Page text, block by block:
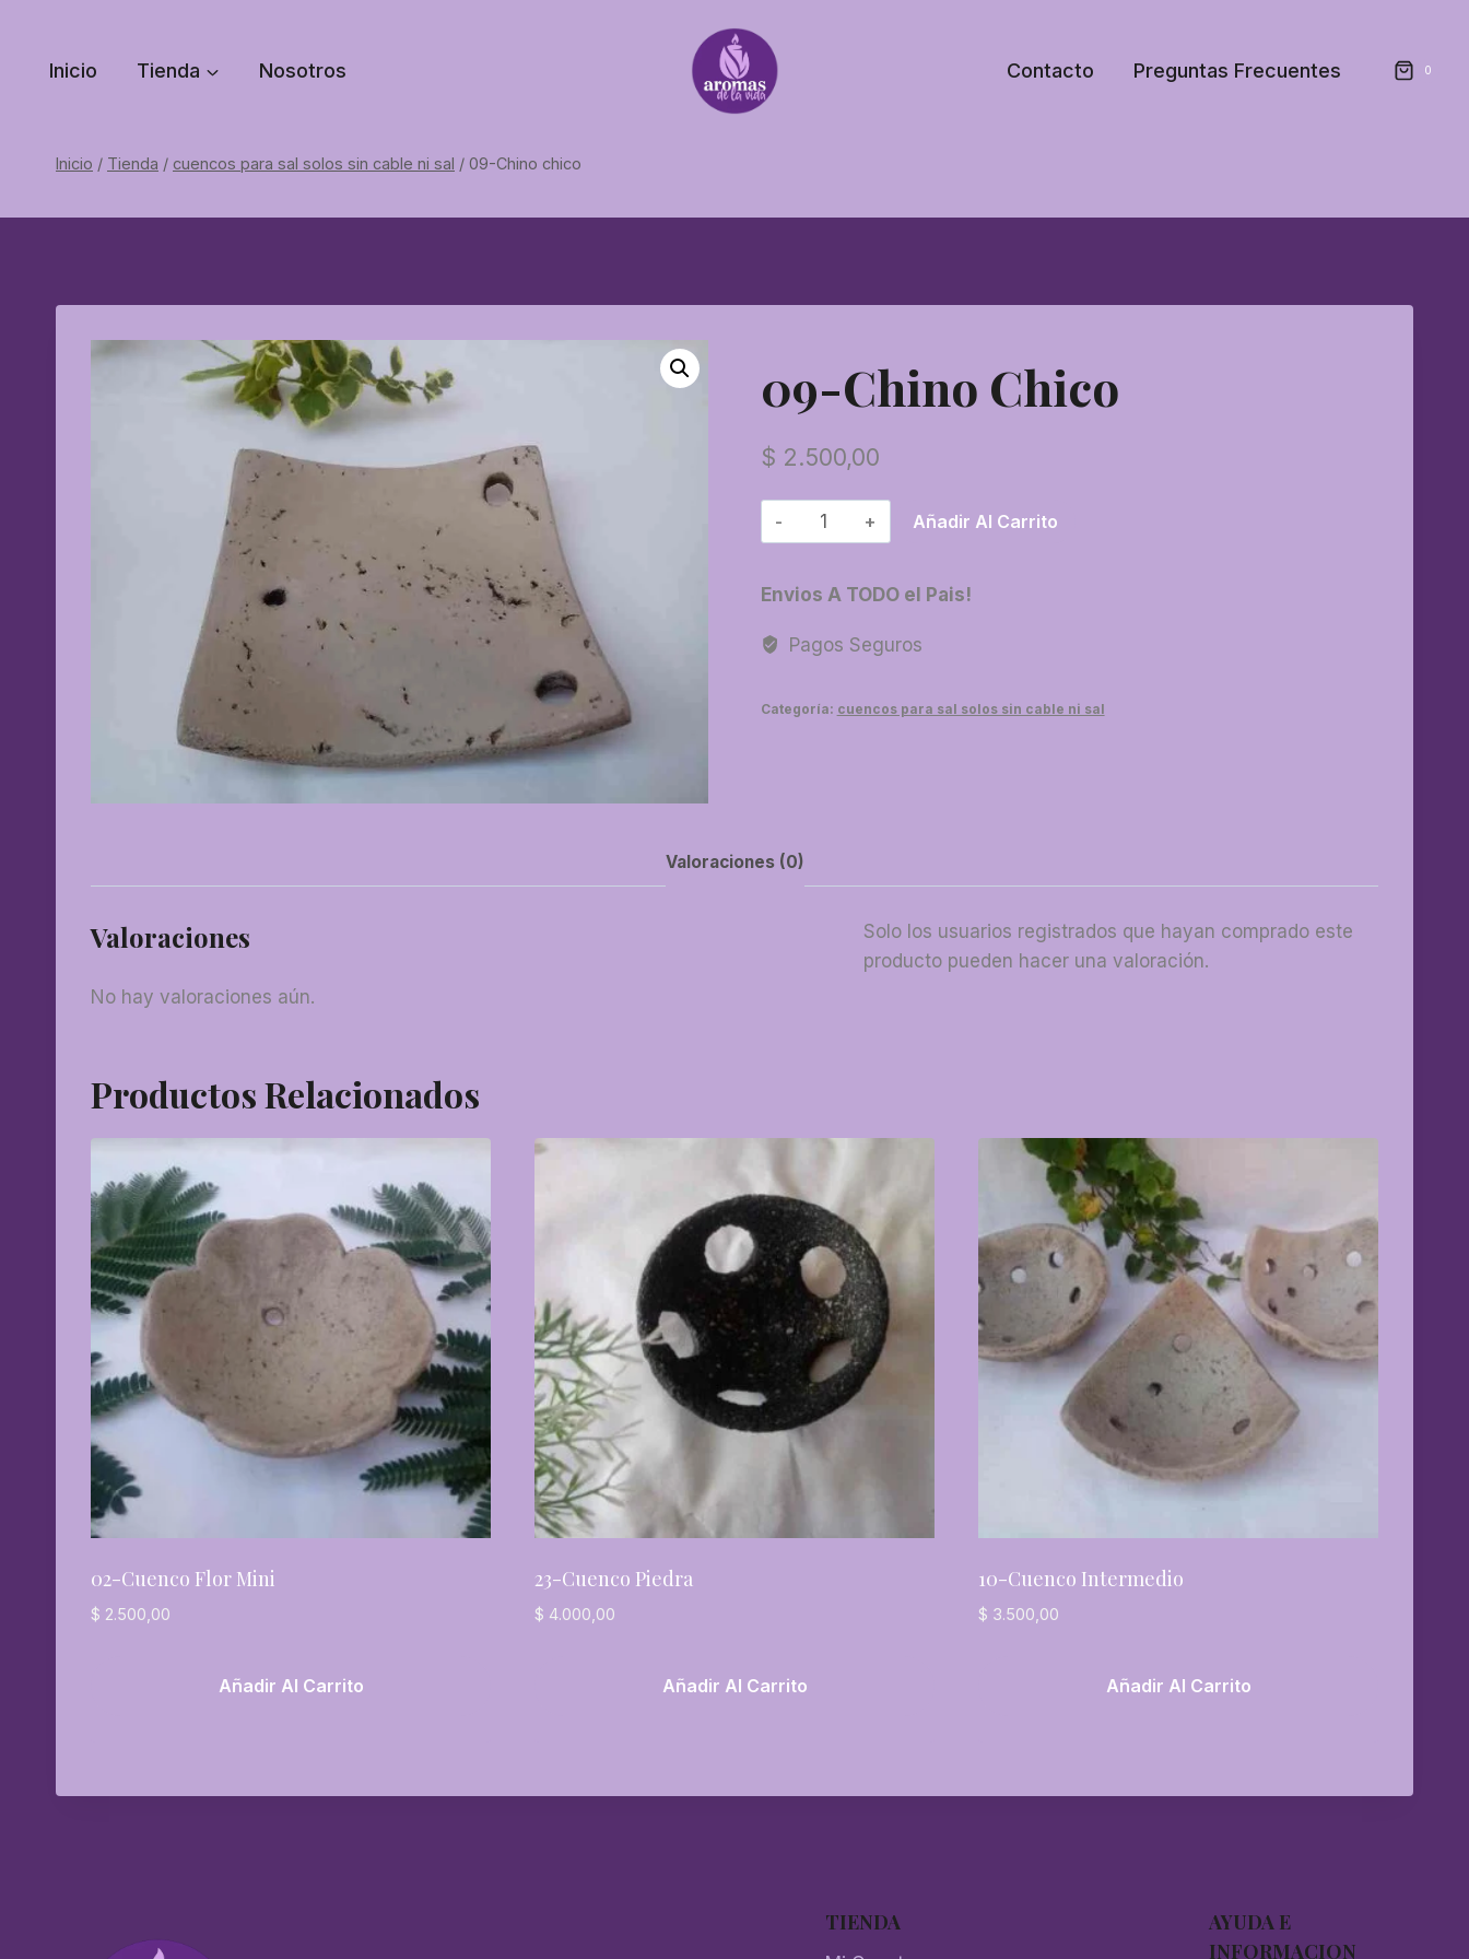
contenido
Inicio Tienda Nosotros Contacto Preguntas Frecuentes 0
Inicio / Tienda / cuencos para sal solos sin cable ni sal / 09-Chino chico
09-Chino Chico
$ 2.500,00
09-
Chino
cantidad
Añadir Al Carrito
Envios A TODO el Pais!
Pagos Seguros
Categoría: cuencos para sal solos sin cable ni sal
Valoraciones (0)
Valoraciones
No hay valoraciones aún.
Solo los usuarios registrados que hayan comprado este
producto pueden hacer una valoración.
Productos Relacionados
02-Cuenco Flor Mini
$ 2.500,00
Añadir Al Carrito
23-Cuenco Piedra
$ 4.000,00
Añadir Al Carrito
10-Cuenco Intermedio
$ 3.500,00
Añadir Al Carrito
TIENDA
AYUDA E
INFORMACION